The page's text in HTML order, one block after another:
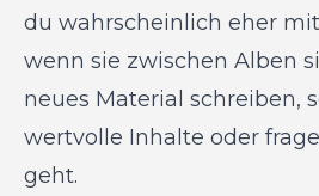
du wahrscheinlich eher
wenn sie zwischen Alben
neues Material schreiben,
wertvolle Inhalte oder
geht.